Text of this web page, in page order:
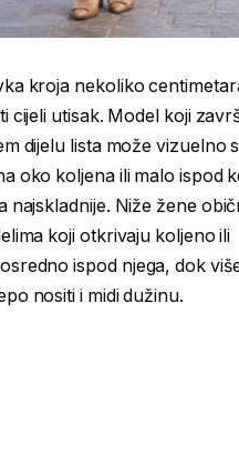
kroja nekoliko
cijeli utisak. Model koji
dijelu lista može vizuelno
oko koljena ili malo ispod
najskladnije. Niže žene
koji otkrivaju koljeno ili
ispod njega, dok
nositi i midi dužinu.